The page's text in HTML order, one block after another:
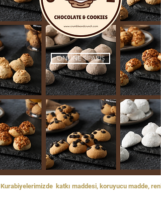
ONLİNE SİPARİŞ
Kurabiyelerimizde  katkı maddesi, koruyucu madde,